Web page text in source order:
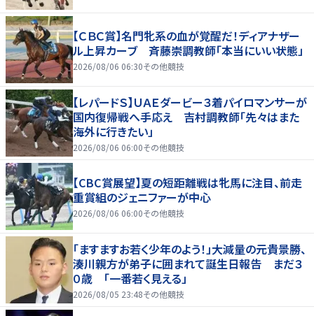
【ＣＢＣ賞】名門牝系の血が覚醒だ！ディアナザー
ル上昇カーブ 斉藤崇調教師「本当にいい状態」
2026/08/06 06:30その他競技
【レパードＳ】ＵＡＥダービー３着パイロマンサーが
国内復帰戦へ手応え 吉村調教師「先々はまた
海外に行きたい」
2026/08/06 06:00その他競技
【CBC賞展望】夏の短距離戦は牝馬に注目、前走
重賞組のジェニファーが中心
2026/08/06 06:00その他競技
「ますますお若く少年のよう！」大減量の元貴景勝、
湊川親方が弟子に囲まれて誕生日報告 まだ３
０歳 「一番若く見える」
2026/08/05 23:48その他競技